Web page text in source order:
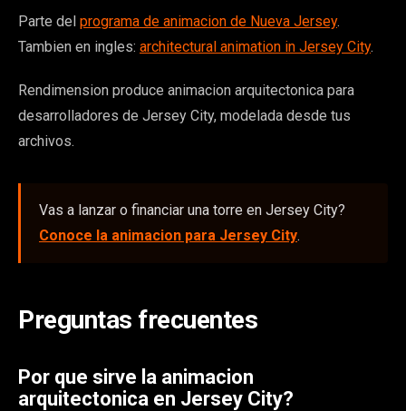
Parte del programa de animacion de Nueva Jersey.
Tambien en ingles: architectural animation in Jersey City.
Rendimension produce animacion arquitectonica para
desarrolladores de Jersey City, modelada desde tus
archivos.
Vas a lanzar o financiar una torre en Jersey City?
Conoce la animacion para Jersey City.
Preguntas frecuentes
Por que sirve la animacion
arquitectonica en Jersey City?